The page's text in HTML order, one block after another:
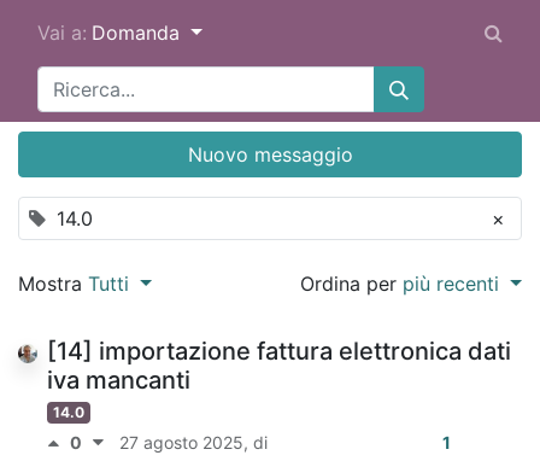
Vai a: Domanda
14.0 ×
Nuovo messaggio
Mostra Tutti Ordina per più recenti
[14] importazione fattura elettronica dati
iva mancanti
14.0
0 27 agosto 2025, di
1